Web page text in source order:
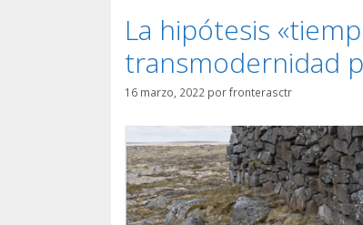
La hipótesis
transmodernidad
16 marzo, 2022 porfronterasctr